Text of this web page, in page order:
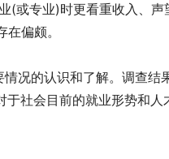
(或专业)时更看重收入、
偏颇。
况的认识和了解。调查结
社会目前的就业形势和人